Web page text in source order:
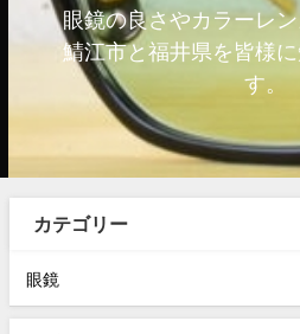
眼鏡の良さやカラーレ
鯖江市と福井県を皆様
す。
カテゴリー
眼鏡